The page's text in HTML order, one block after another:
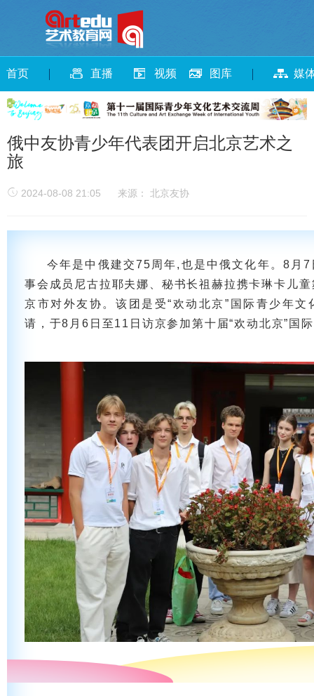
首页 直播 视频 图库 媒
俄中友协青少年代表团开启北京艺术之
旅
2024-08-08 21:05 来源： 北京友协
今年是中俄建交75周年,也是中俄文化年。8月
事会成员尼古拉耶夫娜、秘书长祖赫拉携卡琳卡儿
京市对外友协。该团是受“欢动北京”国际青少年
请，于8月6日至11日访京参加第十届“欢动北京”国